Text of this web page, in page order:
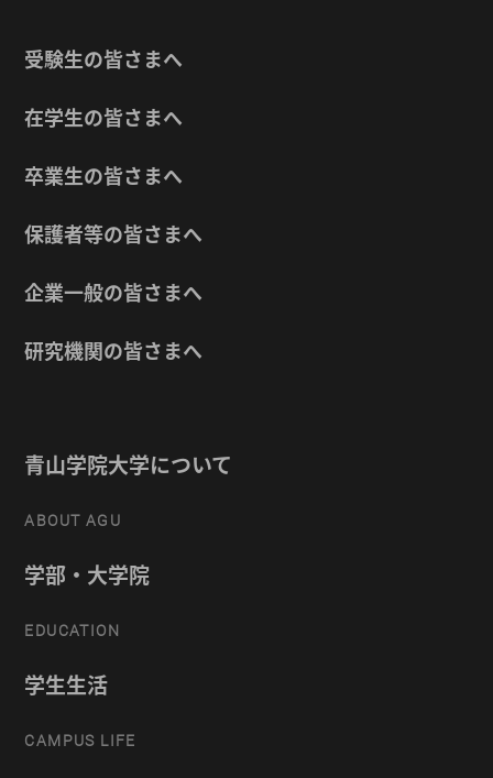
受験生の皆さまへ
在学生の皆さまへ
卒業生の皆さまへ
保護者等の皆さまへ
企業一般の皆さまへ
研究機関の皆さまへ
青山学院大学について
ABOUT AGU
学部・大学院
EDUCATION
学生生活
CAMPUS LIFE